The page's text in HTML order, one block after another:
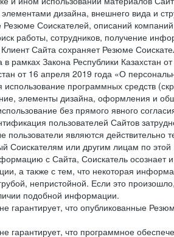
дизайна, внешнего вида и
Резюме Соискателей, описаний
работы, сотрудников, получение
Сайта сохраняет Резюме
в рамках Закона Республики
от 16 апреля 2019 года «О
использование программных средств
элементы дизайна, оформления и
без прямого явного
пользователей Сайтов
пользователи являются
Соискателям или другим лицам по этой
с Сайта, Соискатель осознает
а также с тем, что некоторая
непристойной. Если это
подобной информации.
гарантирует, что опубликованные
гарантирует, что программное